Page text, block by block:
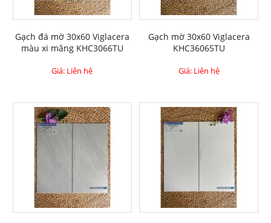
Gạch đá mờ 30x60 Viglacera
màu xi măng KHC3066TU
Giá: Liên hệ
Gạch mờ 30x60 Viglacera
KHC36065TU
Giá: Liên hệ